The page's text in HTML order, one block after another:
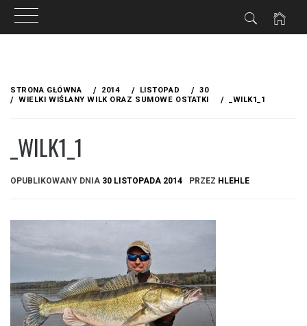
treści
STRONA GŁÓWNA 2014 LISTOPAD
30
WIELKI WIŚLANY WILK ORAZ SUMOWE OSTATKI
_WILK1_1
_WILK1_1
OPUBLIKOWANY DNIA 30 LISTOPADA 2014 PRZEZ HLEHLE